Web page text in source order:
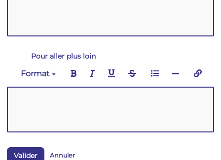
Pour aller plus loin
Format
Valider Annuler